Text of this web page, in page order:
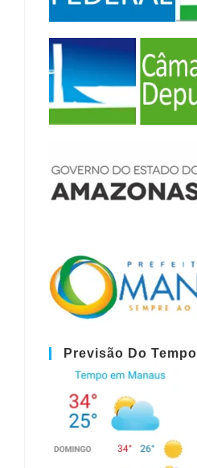
Previsão Do Tempo